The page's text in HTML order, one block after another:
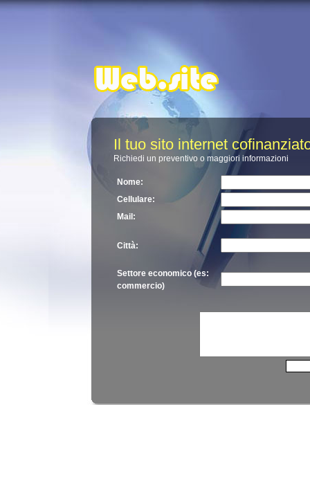
Il tuo sito internet
Richiedi un preventivo o maggiori informazioni
Nome:
Cellulare:
Mail:
Città:
Settore economico (es:
commercio)